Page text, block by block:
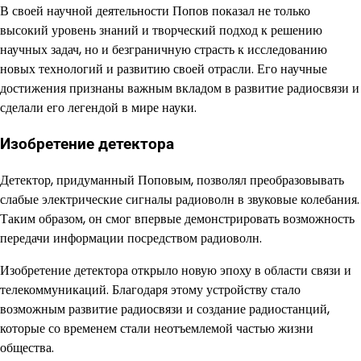
В своей научной деятельности Попов показал не только
высокий уровень знаний и творческий подход к решению
научных задач, но и безграничную страсть к исследованию
новых технологий и развитию своей отрасли. Его научные
достижения признаны важным вкладом в развитие радиосвязи и
сделали его легендой в мире науки.
Изобретение детектора
Детектор, придуманный Поповым, позволял преобразовывать
слабые электрические сигналы радиоволн в звуковые колебания.
Таким образом, он смог впервые демонстрировать возможность
передачи информации посредством радиоволн.
Изобретение детектора открыло новую эпоху в области связи и
телекоммуникаций. Благодаря этому устройству стало
возможным развитие радиосвязи и создание радиостанций,
которые со временем стали неотъемлемой частью жизни
общества.